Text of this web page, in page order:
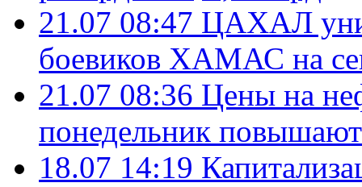
21.07 08:47 ЦАХАЛ
боевиков ХАМАС на
21.07 08:36 Цены на
понедельник
18.07 14:19